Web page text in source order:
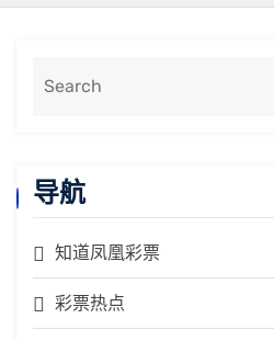
导航
知道凤凰彩票
彩票热点